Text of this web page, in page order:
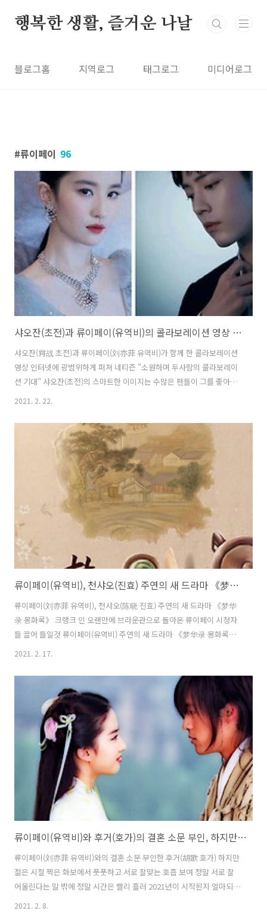
행복한 생활, 즐거운 나날
블로그홈 지역로그 태그로그 미디어로그
류이페이 96
샤오잔(초전)과 류이페이(유역비)의 콜라보레이션 영상 인터넷에 퍼져
샤오잔(肖战 초전)과 류이페이(刘亦菲 유역비)가 함께 한 콜라보레이션
영상 인터넷에 광범위하게 퍼져 네티즌 "소원하며 두사람의 콜라보레이
션 기대" 샤오잔(초전)의 스마트한 이미지는 수많은 팬들이 그를 좋아하
는 이유중의 하나이다. 그리고 네티즌들 또한 그를 믿고 있으며 그의 연
에 감탄을 표한다. 샤오잔의 덕행은 많은 사람들에게 감동을 안겨주고 있
다. 일찍이 중국 연예계의 선배들은 그를 겸손하고 예의바른 청년배우라
고 말해왔고, 또한 많은 플랫폼의 동료들에게 사랑받아 왔다. 하지만 샤
오잔과 같은 스마트한 미남자가 미녀 스타들과 합작한 것이 많지 않아 아
쉬움을 표하는 네티즌들이 적지않다. 어쩌면 이러한 것들에 대해 일부 네
티즌들은 샤오잔에게 ..
2021. 2. 22.
류이페이(유역비), 천샤오(진효) 주연의 새 드라마 《梦华录 몽화록》 크랭크인
류이페이(刘亦菲 유역비), 천샤오(陈晓 진효) 주연의 새 드라마 《梦华
录 몽화록》 크랭크 인 오랜만에 브라운관으로 돌아온 류이페이 시청자
들 끌어 들일것 류이페이(유역비) 주연의 새 드라마 《梦华录 몽화록》
이 2월 16일 정식 크랭크인 했으며, 이 드라마는 시대극으로 슈퍼급의 대
2019년 드라마 영역으로 되돌아와 징보란(井柏然 정백연)과 함께 《南
烟斋笔录 남연재필록》을 촬영했으나 아직 방영날짜를 잡지 못하고 있
다. 그리고 지금 또다시 천샤오(진효)와 함께 신작 《梦华录 몽화록》의
촬영을 시작했다. 이는 2006년 프로듀서 장지종(张纪中 장기중) 버전의
《神雕侠侣 신조협려》에서의 샤오롱뉘(小龙女 소용녀)와 2014년 프
로듀서 위정(于正 우정)..
2021. 2. 17.
류이페이(유역비)와 후거(호가)의 결혼 소문 부인, 하지만 젊은시절 함께 찍은 사진에서 풋풋하고 서로 잘맞는 호흡 보여
류이페이(刘亦菲 유역비)와의 결혼 소문 부인한 후거(胡歌 호가) 하지만
젊은 시절 찍은 화보에서 풋풋하고 서로 잘맞는 호흡 보여 정말 서로 잘
어울린다는 말 밖에 정말 시간은 빨리 흘러 2021년이 시작된지 얼마되지
않은것 같은데 벌써 음력설이 코앞으로 다가왔으며, 올해는 코로나19의
2021. 2. 8.